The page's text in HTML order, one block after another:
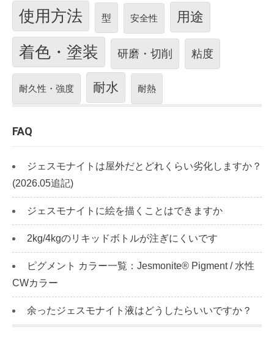
使用方法 型 安全性 用途
着色・塗装 研磨・切削 粘度
耐久性・強度 耐水 耐熱
FAQ
ジェスモナイトは屋外だとどれくらい劣化しますか？
(2026.05追記)
ジェスモナイトに絵を描くことはできますか
2kg/4kgのリキッドボトルが注ぎにくいです
ピグメント カラー一覧：Jesmonite® Pigment / 水性
CWカラー
余ったジェスモナイト液はどうしたらいいですか？